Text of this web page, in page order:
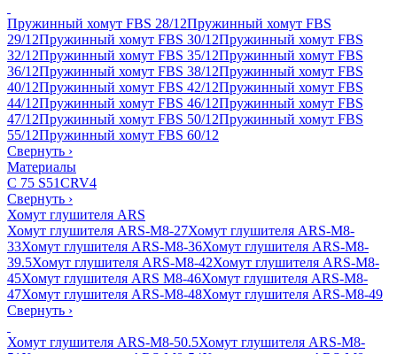
Пружинный хомут FBS 28/12Пружинный хомут FBS
29/12Пружинный хомут FBS 30/12Пружинный хомут FBS
32/12Пружинный хомут FBS 35/12Пружинный хомут FBS
36/12Пружинный хомут FBS 38/12Пружинный хомут FBS
40/12Пружинный хомут FBS 42/12Пружинный хомут FBS
44/12Пружинный хомут FBS 46/12Пружинный хомут FBS
47/12Пружинный хомут FBS 50/12Пружинный хомут FBS
55/12Пружинный хомут FBS 60/12
Свернуть ›
Материалы
C 75 S51CRV4
Свернуть ›
Хомут глушителя ARS
Хомут глушителя ARS-M8-27Хомут глушителя ARS-M8-
33Хомут глушителя ARS-M8-36Хомут глушителя ARS-M8-
39.5Хомут глушителя ARS-M8-42Хомут глушителя ARS-M8-
45Хомут глушителя ARS M8-46Хомут глушителя ARS-M8-
47Хомут глушителя ARS-M8-48Хомут глушителя ARS-M8-49
Свернуть ›
Хомут глушителя ARS-M8-50.5Хомут глушителя ARS-M8-